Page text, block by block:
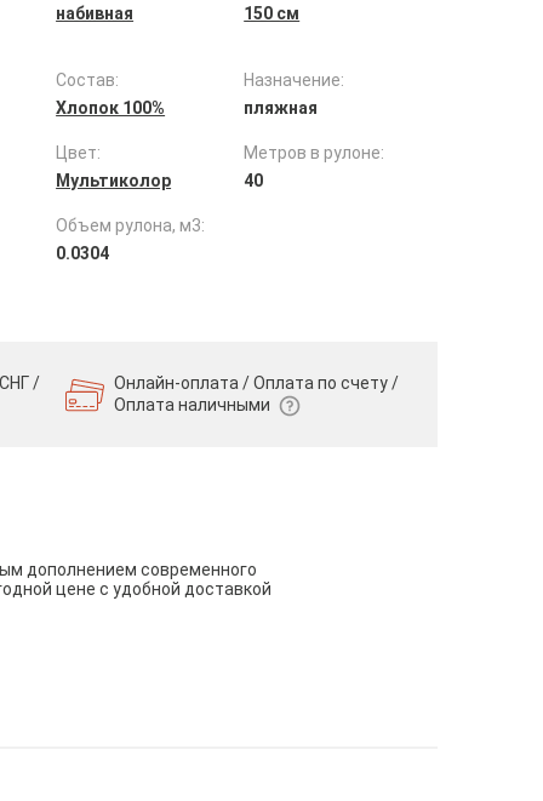
набивная
150 см
Состав:
Хлопок 100%
Назначение:
пляжная
Цвет:
Мультиколор
Метров в рулоне:
40
Объем рулона, м3:
0.0304
/
Онлайн-оплата / Оплата по счету /
Оплата наличными
дополнением современного
цене с удобной доставкой